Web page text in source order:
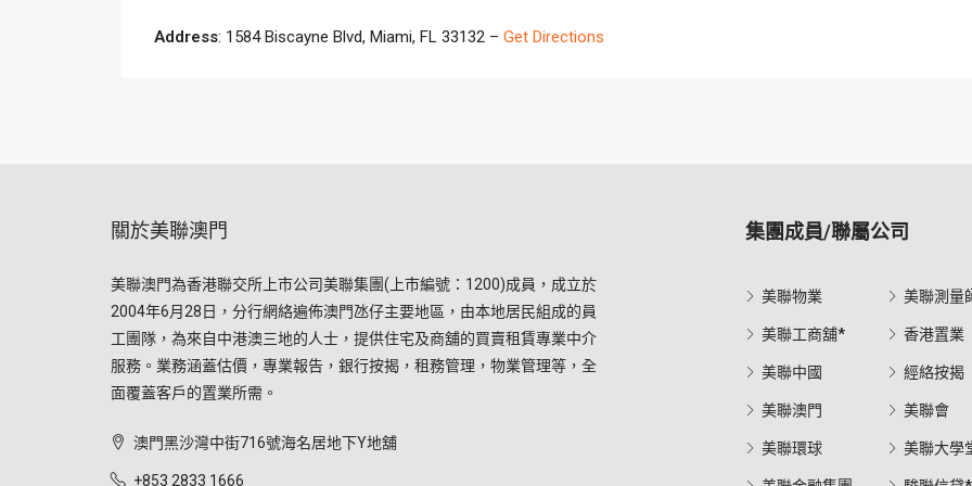
Address: 1584 Biscayne Blvd, Miami, FL 33132 – Get Directions
關於美聯澳門
美聯澳門為香港聯交所上市公司美聯集團(上市編號：1200)成員，成立於
2004年6月28日，分行網絡遍佈澳門氹仔主要地區，由本地居民組成的員
工團隊，為來自中港澳三地的人士，提供住宅及商舖的買賣租賃專業中介
服務。業務涵蓋估價，專業報告，銀行按揭，租務管理，物業管理等，全
面覆蓋客戶的置業所需。
澳門黑沙灣中街716號海名居地下Y地舖
+853 2833 1666
集團成員/聯屬公司
美聯物業
美聯工商舖*
美聯中國
美聯澳門
美聯環球
美聯測量
香港置業
經絡按揭
美聯會
美聯大學